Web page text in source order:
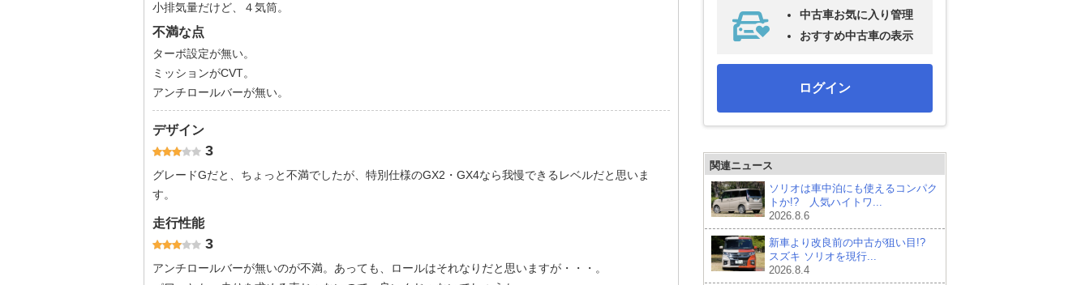
小排気量だけど、４気筒。
不満な点
ターボ設定が無い。
ミッションがCVT。
アンチロールバーが無い。
デザイン
3
グレードGだと、ちょっと不満でしたが、特別仕様のGX2・GX4なら我慢できるレベルだと思いま
す。
走行性能
3
アンチロールバーが無いのが不満。あっても、ロールはそれなりだと思いますが・・・。
中古車お気に入り管理
おすすめ中古車の表示
ログイン
関連ニュース
ソリオは車中泊にも使えるコンパク
トか!? 人気ハイトワ...
2026.8.6
新車より改良前の中古が狙い目!?
スズキ ソリオを現行...
2026.8.4